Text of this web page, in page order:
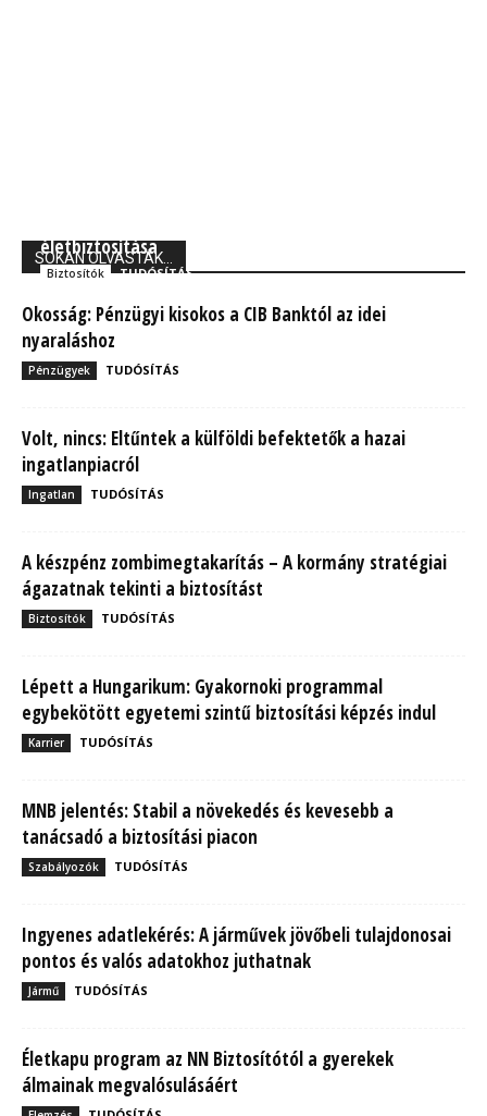
SOKAN OLVASTÁK...
életbiztosítása
Biztosítók TUDÓSÍTÁS
Okosság: Pénzügyi kisokos a CIB Banktól az idei
nyaraláshoz
Pénzügyek TUDÓSÍTÁS
Volt, nincs: Eltűntek a külföldi befektetők a hazai
ingatlanpiacról
Ingatlan TUDÓSÍTÁS
A készpénz zombimegtakarítás – A kormány stratégiai
ágazatnak tekinti a biztosítást
Biztosítók TUDÓSÍTÁS
Lépett a Hungarikum: Gyakornoki programmal
egybekötött egyetemi szintű biztosítási képzés indul
Karrier TUDÓSÍTÁS
MNB jelentés: Stabil a növekedés és kevesebb a
tanácsadó a biztosítási piacon
Szabályozók TUDÓSÍTÁS
Ingyenes adatlekérés: A járművek jövőbeli tulajdonosai
pontos és valós adatokhoz juthatnak
Jármű TUDÓSÍTÁS
Életkapu program az NN Biztosítótól a gyerekek
álmainak megvalósulásáért